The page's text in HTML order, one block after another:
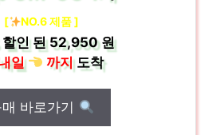
[ NO.6 제품 ]
인 된52,950 원
일
까지도착
바로가기